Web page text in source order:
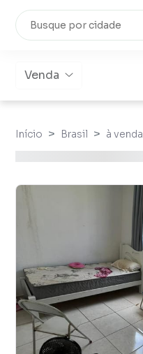
Venda
Início Brasil à venda